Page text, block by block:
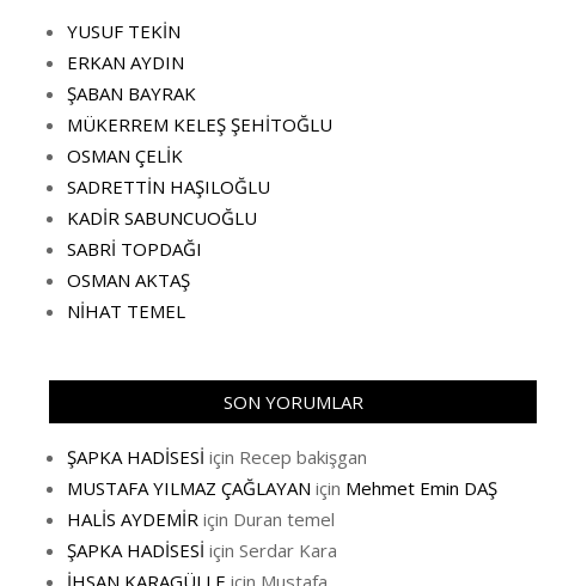
YUSUF TEKİN
ERKAN AYDIN
ŞABAN BAYRAK
MÜKERREM KELEŞ ŞEHİTOĞLU
OSMAN ÇELİK
SADRETTİN HAŞILOĞLU
KADİR SABUNCUOĞLU
SABRİ TOPDAĞI
OSMAN AKTAŞ
NİHAT TEMEL
SON YORUMLAR
ŞAPKA HADİSESİ için Recep bakişgan
MUSTAFA YILMAZ ÇAĞLAYAN için Mehmet Emin DAŞ
HALİS AYDEMİR için Duran temel
ŞAPKA HADİSESİ için Serdar Kara
İHSAN KARAGÜLLE için Mustafa